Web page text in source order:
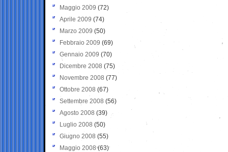
Maggio 2009 (72)
Aprile 2009 (74)
Marzo 2009 (50)
Febbraio 2009 (69)
Gennaio 2009 (70)
Dicembre 2008 (75)
Novembre 2008 (77)
Ottobre 2008 (67)
Settembre 2008 (56)
Agosto 2008 (39)
Luglio 2008 (50)
Giugno 2008 (55)
Maggio 2008(63)